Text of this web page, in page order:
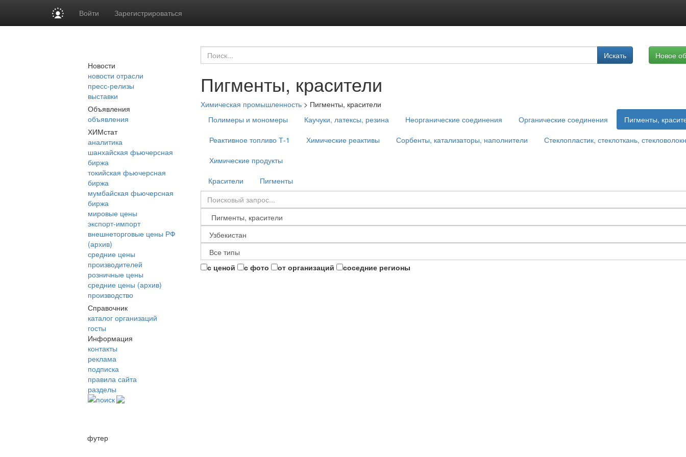
Войти Зарегистрироваться
Новости
новости отрасли
пресс-релизы
выставки
Объявления
объявления
ХИМстат
аналитика
шанхайская фьючерсная
биржа
токийская фьючерсная
биржа
мумбайская фьючерсная
биржа
мировые цены
экспорт-импорт
внешнеторговые цены РФ
(архив)
средние цены
производителей
розничные цены
средние цены (архив)
производство
Справочник
каталог организаций
госты
Информация
контакты
реклама
подписка
правила сайта
разделы
поиск
Искать Новое
Пигменты, красители
Химическая промышленность > Пигменты, красители
Полимеры и мономеры
Каучуки, латексы, резина Неорганические соединения Органические соединения
Пигменты,
Реактивное топливо Т-1
Химические реактивы Сорбенты, катализаторы, наполнители
Стеклопластик, стеклоткань,
Химические продукты
Красители
Пигменты
с ценой с фото от организаций соседние регионы
футер